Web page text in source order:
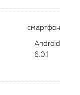
смартфон
Android
6.0.1